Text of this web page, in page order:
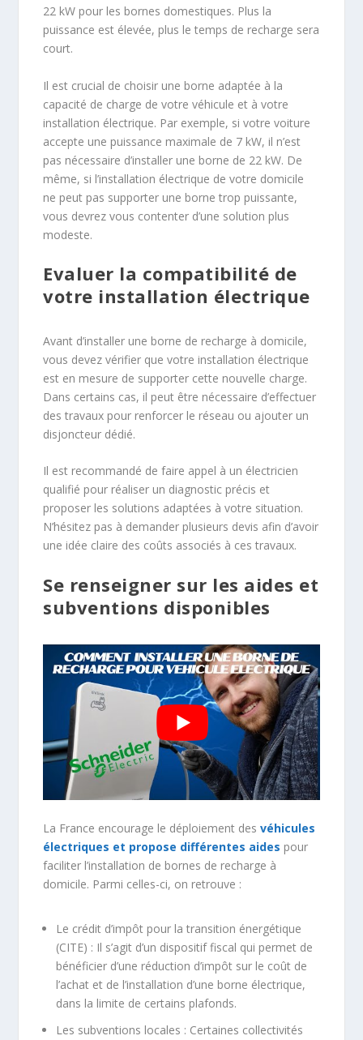
22 kW pour les bornes domestiques. Plus la
puissance est élevée, plus le temps de recharge sera
court.
Il est crucial de choisir une borne adaptée à la
capacité de charge de votre véhicule et à votre
installation électrique. Par exemple, si votre voiture
accepte une puissance maximale de 7 kW, il n’est
pas nécessaire d’installer une borne de 22 kW. De
même, si l’installation électrique de votre domicile
ne peut pas supporter une borne trop puissante,
vous devrez vous contenter d’une solution plus
modeste.
Evaluer la compatibilité de
votre installation électrique
Avant d’installer une borne de recharge à domicile,
vous devez vérifier que votre installation électrique
est en mesure de supporter cette nouvelle charge.
Dans certains cas, il peut être nécessaire d’effectuer
des travaux pour renforcer le réseau ou ajouter un
disjoncteur dédié.
Il est recommandé de faire appel à un électricien
qualifié pour réaliser un diagnostic précis et
proposer les solutions adaptées à votre situation.
N’hésitez pas à demander plusieurs devis afin d’avoir
une idée claire des coûts associés à ces travaux.
Se renseigner sur les aides et
subventions disponibles
La France encourage le déploiement desvéhicules
électriques et propose différentes aides pour
faciliter l’installation de bornes de recharge à
domicile. Parmi celles-ci, on retrouve :
Le crédit d’impôt pour la transition énergétique
(CITE) : Il s’agit d’un dispositif fiscal qui permet de
bénéficier d’une réduction d’impôt sur le coût de
l’achat et de l’installation d’une borne électrique,
dans la limite de certains plafonds.
Les subventions locales : Certaines collectivités